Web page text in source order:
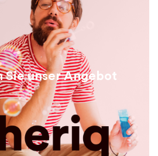
Sie unser Angebot